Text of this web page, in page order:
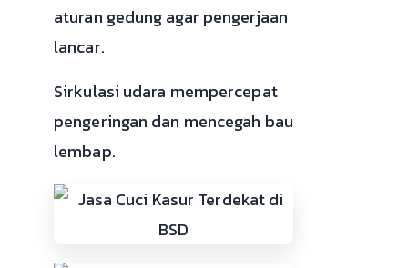
aturan gedung agar pengerjaan
lancar.
Sirkulasi udara mempercepat
pengeringan dan mencegah bau
lembap.